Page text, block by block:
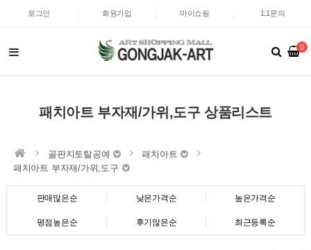
로그인 회원가입 마이쇼핑 1:1문의
0
패치아트 부자재/가위,도구 상품리스트
골판지토탈공예
패치아트
패치아트 부자재/가위,도구
판매많은순 낮은가격순 높은가격순
평점높은순 후기많은순 최근등록순